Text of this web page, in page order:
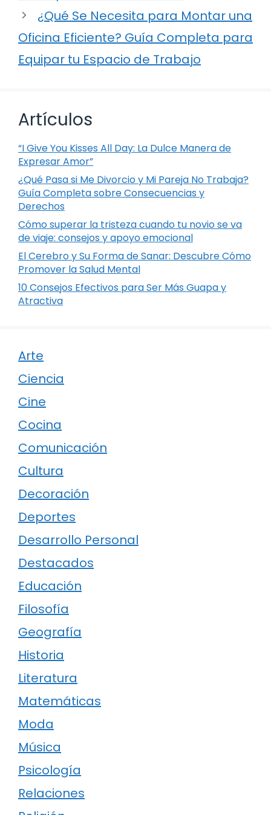
¿Qué Se Necesita para Montar una
Oficina Eficiente? Guía Completa para
Equipar tu Espacio de Trabajo
Artículos
“I Give You Kisses All Day: La Dulce Manera de
Expresar Amor”
¿Qué Pasa si Me Divorcio y Mi Pareja No Trabaja?
Guía Completa sobre Consecuencias y
Derechos
Cómo superar la tristeza cuando tu novio se va
de viaje: consejos y apoyo emocional
El Cerebro y Su Forma de Sanar: Descubre Cómo
Promover la Salud Mental
10 Consejos Efectivos para Ser Más Guapa y
Atractiva
Arte
Ciencia
Cine
Cocina
Comunicación
Cultura
Decoración
Deportes
Desarrollo Personal
Destacados
Educación
Filosofía
Geografía
Historia
Literatura
Matemáticas
Moda
Música
Psicología
Relaciones